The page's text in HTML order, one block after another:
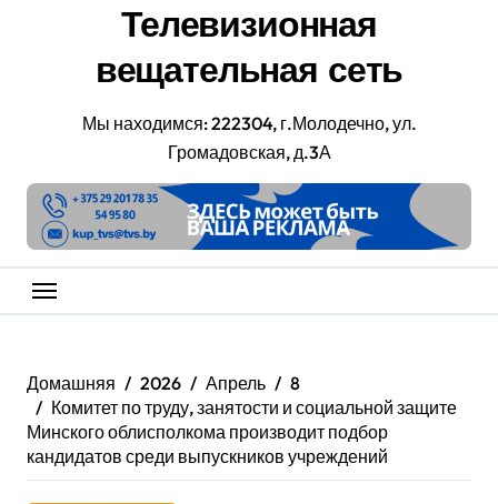
Телевизионная
вещательная сеть
Мы находимся: 222304, г.Молодечно, ул.
Громадовская, д.3А
Домашняя 2026 Апрель
8
Комитет по труду, занятости и социальной защите
Минского облисполкома производит подбор
кандидатов среди выпускников учреждений